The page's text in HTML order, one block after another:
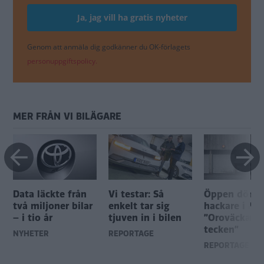
Genom att anmäla dig godkänner du OK-förlagets
personuppgiftspolicy.
MER FRÅN VI BILÄGARE
Data läckte från
två miljoner bilar
– i tio år
NYHETER
Vi testar: Så
enkelt tar sig
tjuven in i bilen
REPORTAGE
Öppen dörr
hackare i
tecken”
REPORTAGE